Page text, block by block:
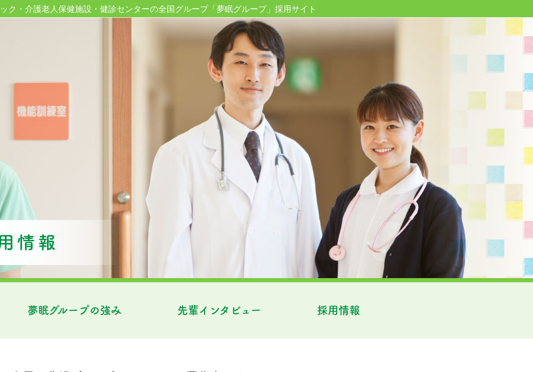
ク・介護老人保健施設・健診センターの全国グループ「夢眠グループ」採用サイト
夢眠グループの強み 先輩インタビュー 採用情報